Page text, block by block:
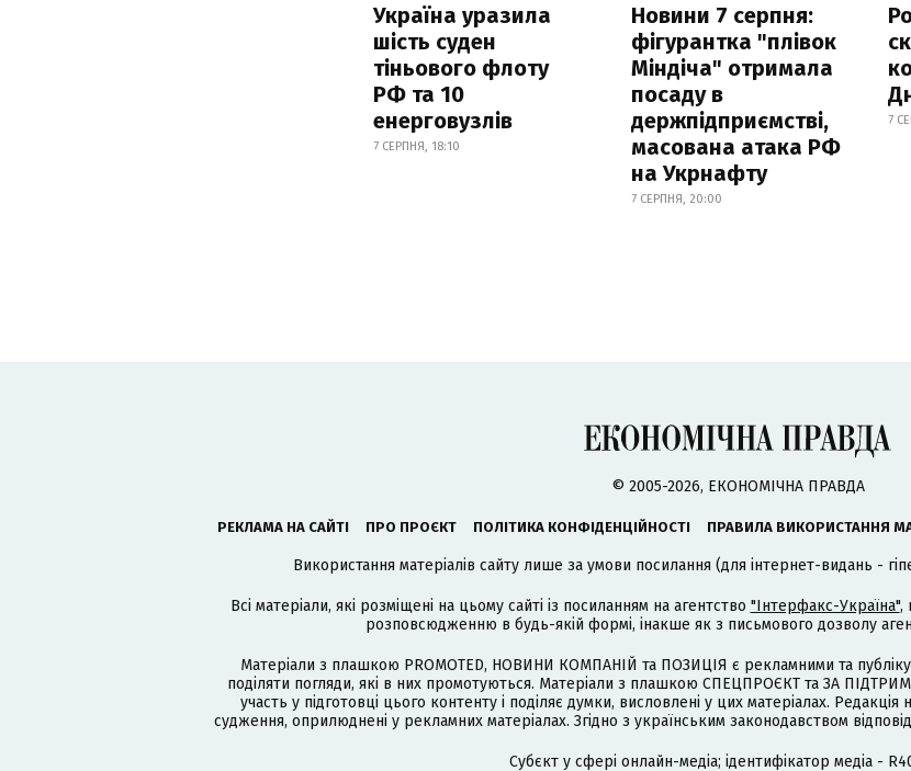
Україна уразила
шість суден
тіньового флоту
РФ та 10
енерговузлів
7 СЕРПНЯ, 18:10
Новини 7 серпня:
фігурантка "плівок
Міндіча" отримала
посаду в
держпідприємстві,
масована атака РФ
на Укрнафту
7 СЕРПНЯ, 20:00
7
© 2005-2026, ЕКОНОМІЧНА ПРАВДА
РЕКЛАМА НА САЙТІ ПРО ПРОЄКТ ПОЛІТИКА КОНФІДЕНЦІЙНОСТІ ПРАВИЛА ВИКОРИСТАННЯ
Використання матеріалів сайту лише за умови посилання (для інтернет-видань -
Всі матеріали, які розміщені на цьому сайті із посиланням на агентство "Інтерфакс-Україна",
розповсюдженню в будь-якій формі, інакше як з письмового дозволу
Матеріали з плашкою PROMOTED, НОВИНИ КОМПАНІЙ та ПОЗИЦІЯ є рекламними та
поділяти погляди, які в них промотуються. Матеріали з плашкою СПЕЦПРОЄКТ та ЗА
участь у підготовці цього контенту і поділяє думки, висловлені у цих матеріалах. Редакція
судження, оприлюднені у рекламних матеріалах. Згідно з українським законодавством
Cубєкт у сфері онлайн-медіа; ідентифікатор медіа -